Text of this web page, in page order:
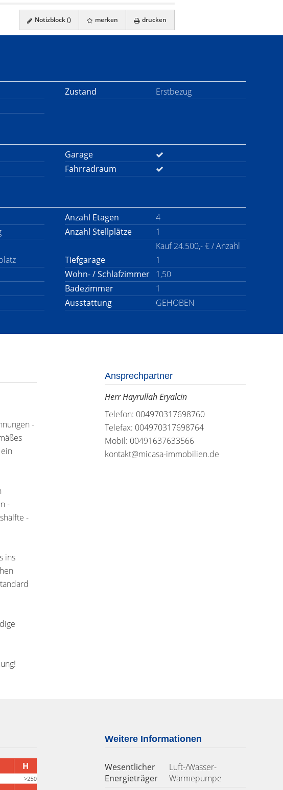
Notizblock () merken drucken
Zustand
Erstbezug
Garage
Fahrradraum
Anzahl Etagen
4
Anzahl Stellplätze 1
Tiefgarage
Kauf 24.500,- € / Anzahl
1
Wohn- / Schlafzimmer 1,50
Badezimmer
1
Ausstattung GEHOBEN
-
-
-
ins
Ansprechpartner
Herr Hayrullah Eryalcin
Telefon: 004970317698760
Telefax: 004970317698764
Mobil: 00491637633566
kontakt@micasa-immobilien.de
Weitere Informationen
Wesentlicher
Energieträger
Luft-/Wasser-
Wärmepumpe